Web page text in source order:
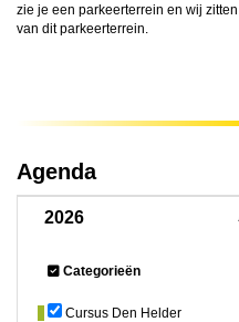
zie je een parkeerterrein en wij
van dit parkeerterrein.
Agenda
2026
Categorieën
Cursus Den Helder